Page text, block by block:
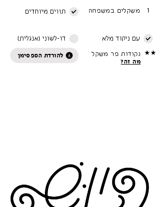
משקלים במשפחה תווים מיוחדים 1
עם ניקוד מלא דו-לשוני (אנגלית)
להורדת הספסימן נקודות פר משקל
מה זה?
★★